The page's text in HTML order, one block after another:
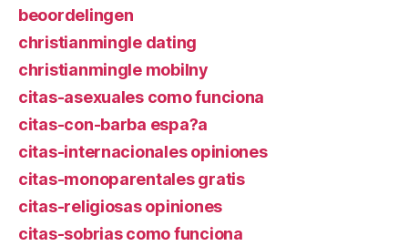
beoordelingen
christianmingle dating
christianmingle mobilny
citas-asexuales como funciona
citas-con-barba espa?a
citas-internacionales opiniones
citas-monoparentales gratis
citas-religiosas opiniones
citas-sobrias como funciona